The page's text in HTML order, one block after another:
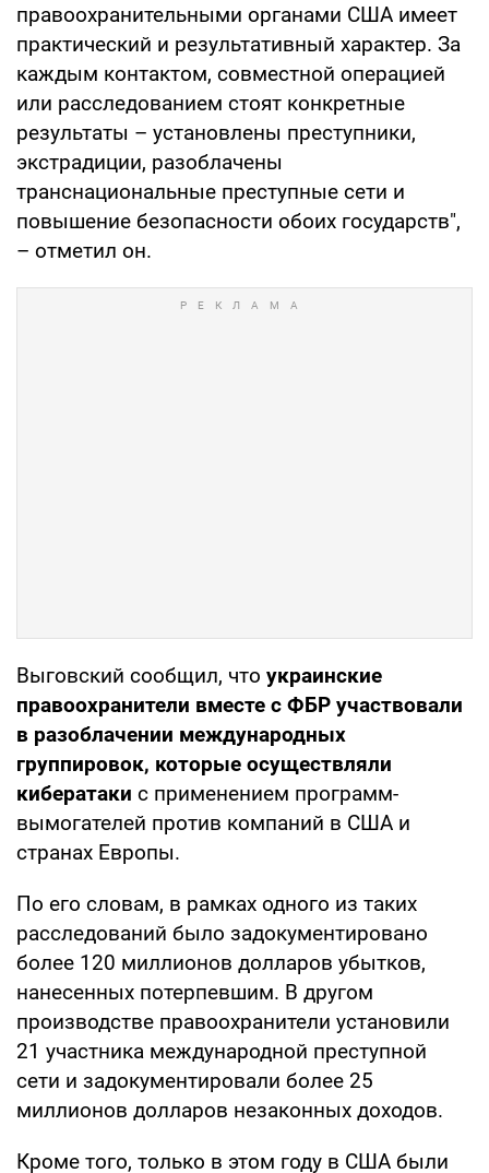
правоохранительными органами США имеет
практический и результативный характер. За
каждым контактом, совместной операцией
или расследованием стоят конкретные
результаты – установлены преступники,
экстрадиции, разоблачены
транснациональные преступные сети и
повышение безопасности обоих государств",
– отметил он.
Выговский сообщил, что украинские
правоохранители вместе с ФБР участвовали
в разоблачении международных
группировок, которые осуществляли
кибератаки с применением программ-
вымогателей против компаний в США и
странах Европы.
По его словам, в рамках одного из таких
расследований было задокументировано
более 120 миллионов долларов убытков,
нанесенных потерпевшим. В другом
производстве правоохранители установили
21 участника международной преступной
сети и задокументировали более 25
миллионов долларов незаконных доходов.
Кроме того, только в этом году в США были